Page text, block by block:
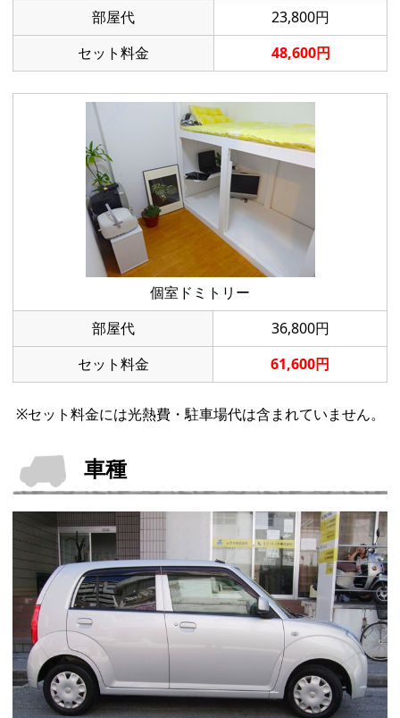
部屋代
23,800円
セット料金
48,600円
個室ドミトリー
部屋代
36,800円
セット料金
61,600円
※セット料金には光熱費・駐車場代は含まれていません。
車種